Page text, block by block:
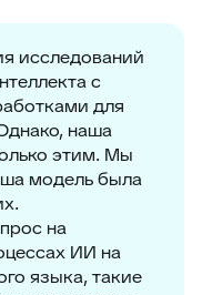
исследований
с
для
наша
этим. Мы
модель была
на
ИИ на
языка, такие